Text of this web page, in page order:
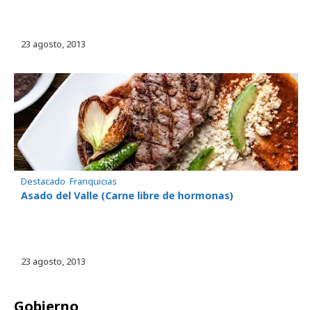
23 agosto, 2013
Destacado Franquicias
Asado del Valle (Carne libre de hormonas)
23 agosto, 2013
Gobierno